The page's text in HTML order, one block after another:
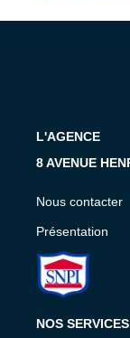
L'AGENCE
8 AVENUE
Nous contacter
Présentation
NOS SERVICES